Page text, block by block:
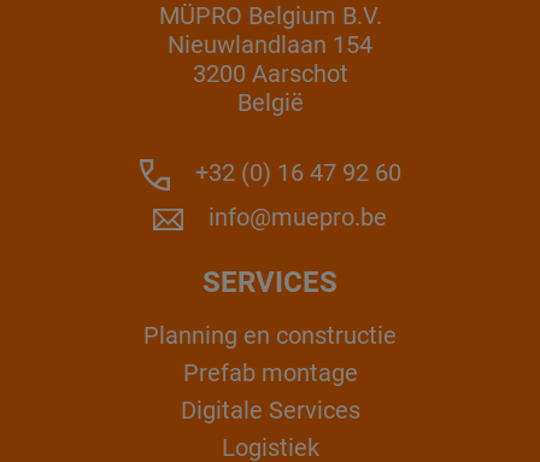
MÜPRO Belgium B.V.
Nieuwlandlaan 154
3200 Aarschot
België
+32 (0) 16 47 92 60
info@muepro.be
SERVICES
Planning en constructie
Prefab montage
Digitale Services
Logistiek